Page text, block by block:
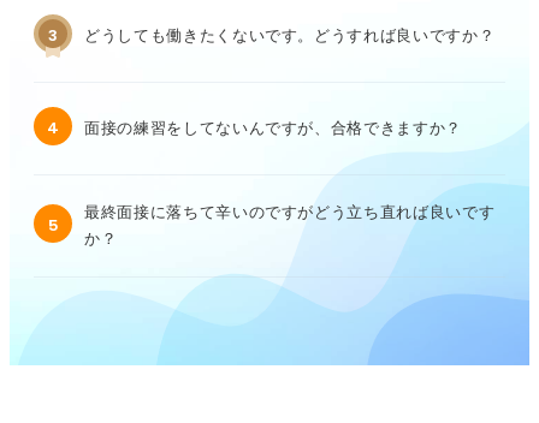
3 どうしても働きたくないです。どうすれば良いですか？
4 面接の練習をしてないんですが、合格できますか？
5
最終面接に落ちて辛いのですがどう立ち直れば良いです
か？